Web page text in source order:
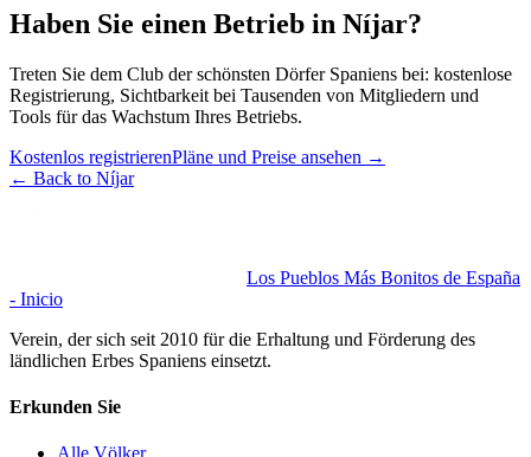
Haben Sie einen Betrieb in Níjar?
Treten Sie dem Club der schönsten Dörfer Spaniens bei: kostenlose
Registrierung, Sichtbarkeit bei Tausenden von Mitgliedern und
Tools für das Wachstum Ihres Betriebs.
Kostenlos registrierenPläne und Preise ansehen →
← Back to Níjar
Los Pueblos Más Bonitos de España
- Inicio
Verein, der sich seit 2010 für die Erhaltung und Förderung des
ländlichen Erbes Spaniens einsetzt.
Erkunden Sie